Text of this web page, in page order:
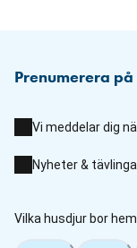
Prenumerera
Vi meddelar dig
Nyheter &
Vilka husdjur bor